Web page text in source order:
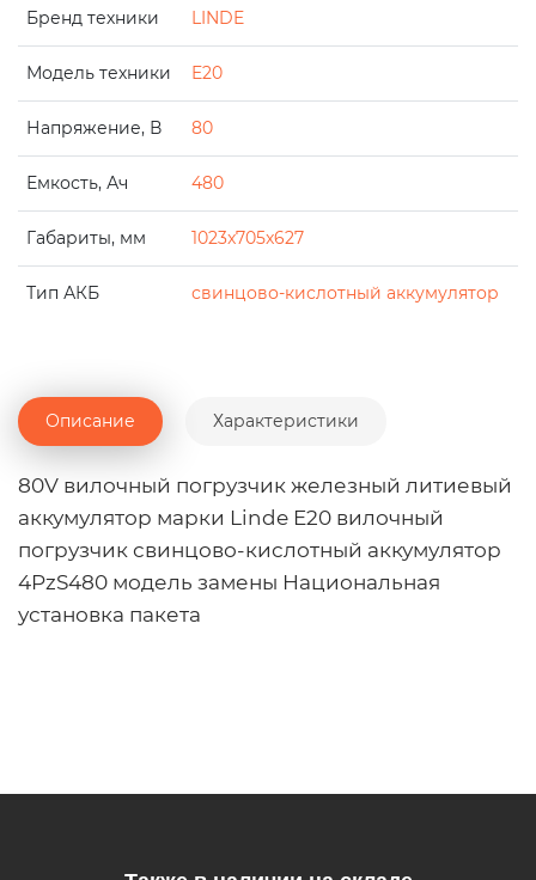
Бренд техники LINDE
Модель техники E20
Напряжение, В 80
Емкость, Ач 480
Габариты, мм 1023x705x627
Тип АКБ свинцово-кислотный аккумулятор
Описание Характеристики
80V вилочный погрузчик железный литиевый
аккумулятор марки Linde E20 вилочный
погрузчик свинцово-кислотный аккумулятор
4PzS480 модель замены Национальная
установка пакета